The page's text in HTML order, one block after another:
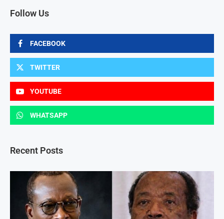
Follow Us
FACEBOOK
TWITTER
YOUTUBE
WHATSAPP
Recent Posts